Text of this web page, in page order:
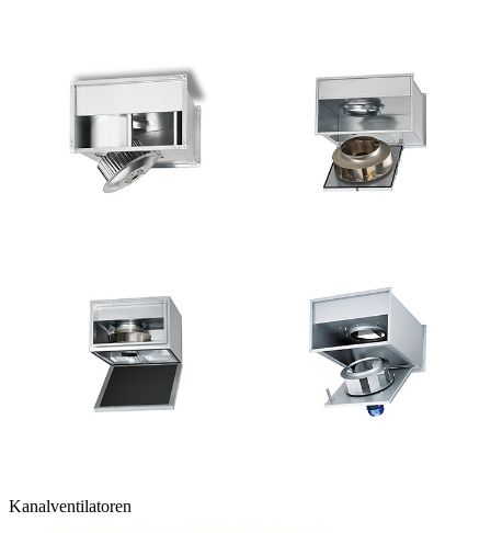
Kanalventilatoren